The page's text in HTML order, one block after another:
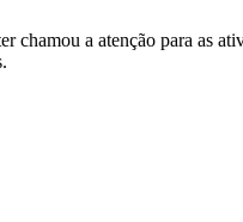
a atenção para as